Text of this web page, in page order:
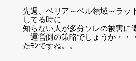
先週、ベリア～ベル領域～ラッ
してる時に
知らない人が多分ソレの被害に
運営側の策略でしょうか・・
たﾓﾝですね。。